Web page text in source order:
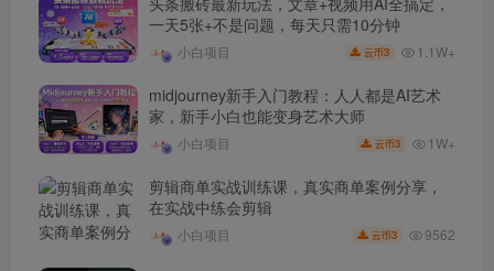
一天5张+不是问题，每天只需10分钟
小白项目 云币3 1.1W+
midjourney新手入门教程：人人都是AI艺术
家，新手小白也能变身艺术大师
小白项目 云币3 1W+
剪辑商单实战训练课，真实商单案例分享，
在实战中练会剪辑
小白项目 云币3 9562